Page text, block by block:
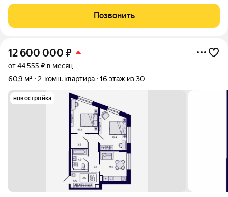
проходящим в подвале трубам отопления. В квартире
выполнен свежий косметический
Позвонить
12 600 000 ₽
от 44 555 ₽ в месяц
60,9 м²
2-комн. квартира 16 этаж из 30
новостройка